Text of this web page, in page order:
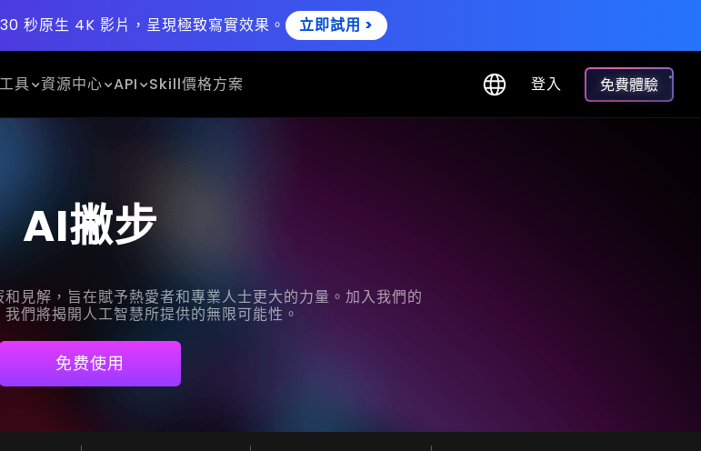
秒原生 4K 影片，呈現極致寫實效果。 立即試用 >
具 資源中心 API Skill價格方案 登入 免費體驗
AI撇步
見解，旨在賦予熱愛者和專業人士更大的力量。加入我們的
們將揭開人工智慧所提供的無限可能性。
免费使用